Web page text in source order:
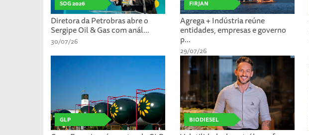
SOG 2026
Diretora da Petrobras abre o
Sergipe Oil & Gas com anál...
30/07/26
FIRJAN
Agrega + Indústria reúne
entidades, empresas e governo
p...
29/07/26
GLP BIODIESEL